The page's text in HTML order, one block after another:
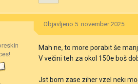
Objavljeno 5. november 2025
Mah ne, to more porabit še
V večini teh za okol 150e boš
Jst bom zase ziher vzel neki